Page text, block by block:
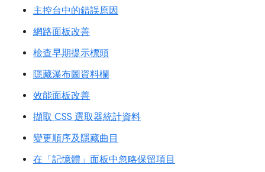
主控台中的錯誤原因
網路面板改善
檢查早期提示標頭
隱藏瀑布圖資料欄
效能面板改善
擷取 CSS 選取器統計資料
變更順序及隱藏曲目
在「記憶體」面板中忽略保留項目